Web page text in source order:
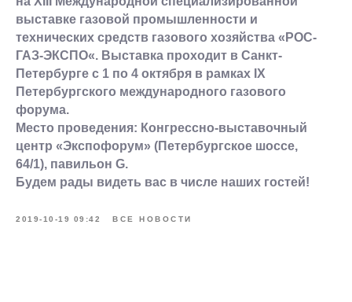
выставке газовой промышленности и
технических средств газового хозяйства « РОС-
ГАЗ-ЭКСПО«. Выставка проходит в Санкт-
Петербурге с 1 по 4 октября в рамках IX
Петербургского международного газового
форума.
Место проведения: Конгрессно-выставочный
центр «Экспофорум» (Петербургское шоссе,
64/1), павильон G.
Будем рады видеть вас в числе наших гостей!
2019-10-19 09:42 ВСЕ НОВОСТИ